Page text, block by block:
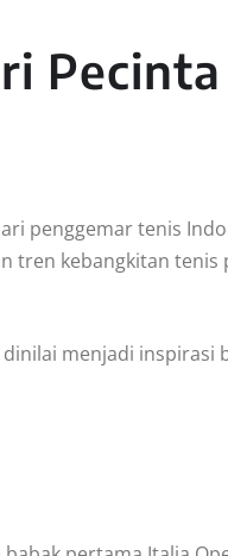
penggemar tenis
tren kebangkitan tenis
menjadi inspirasi